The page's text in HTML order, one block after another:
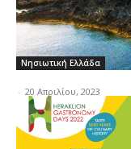
Νησιωτική Ελλάδα
- 20 Απριλίου, 2023